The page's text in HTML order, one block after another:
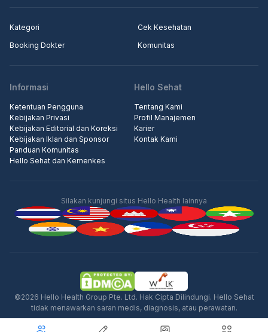
Iklan
Kategori
Cek Kesehatan
Booking Dokter
Komunitas
Informasi
Ketentuan Pengguna
Kebijakan Privasi
Kebijakan Editorial dan Koreksi
Kebijakan Iklan dan Sponsor
Panduan Komunitas
Hello Sehat dan Kemenkes
Hello Sehat
Tentang Kami
Profil Manajemen
Karier
Kontak Kami
Silakan kunjungi situs Hello Health lainnya
©2026 Hello Health Group Pte. Ltd. Hak Cipta Dilindungi. Hello Sehat
tidak menawarkan saran medis, diagnosis, atau perawatan.